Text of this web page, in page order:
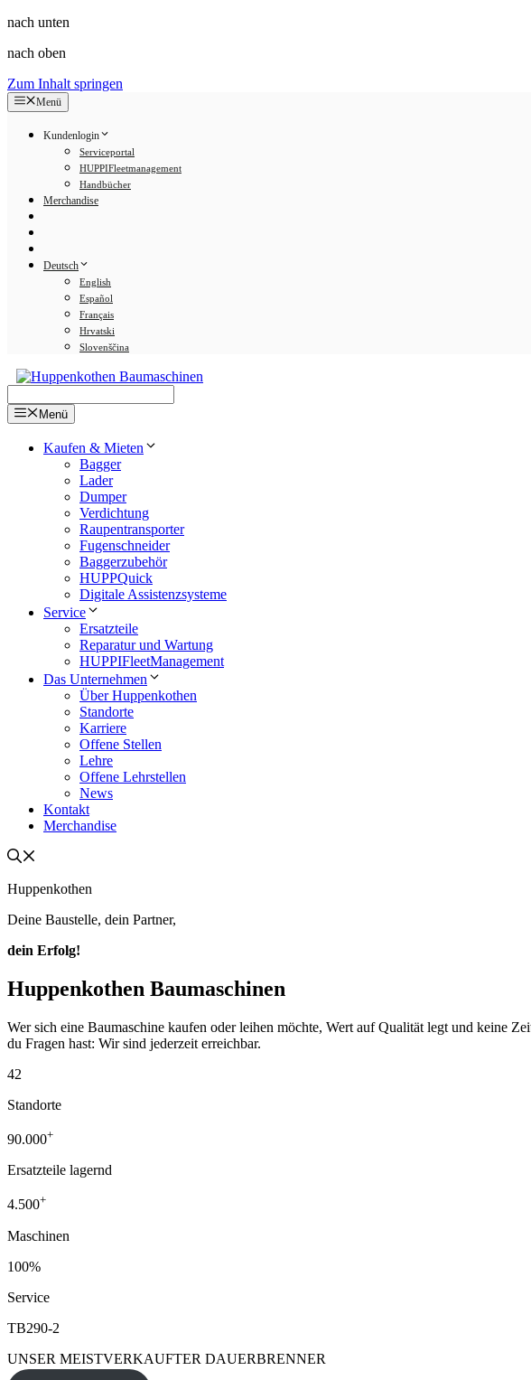
nach unten
nach oben
Zum Inhalt springen
Menü
Kundenlogin
Serviceportal
HUPPIFleetmanagement
Handbücher
Merchandise
Deutsch
English
Español
Français
Hrvatski
Slovenščina
Menü
Kaufen & Mieten
Bagger
Lader
Dumper
Verdichtung
Raupentransporter
Fugenschneider
Baggerzubehör
HUPPQuick
Digitale Assistenzsysteme
Service
Ersatzteile
Reparatur und Wartung
HUPPIFleetManagement
Das Unternehmen
Über Huppenkothen
Standorte
Karriere
Offene Stellen
Lehre
Offene Lehrstellen
News
Kontakt
Merchandise
Huppenkothen
Deine Baustelle, dein Partner,
dein Erfolg!
Huppenkothen Baumaschinen
Wer sich eine Baumaschine kaufen oder leihen möchte, Wert auf Qualität legt und keine
du Fragen hast: Wir sind jederzeit erreichbar.
42
Standorte
90.000+
Ersatzteile lagernd
4.500+
Maschinen
100%
Service
TB290-2
UNSER MEISTVERKAUFTER DAUERBRENNER